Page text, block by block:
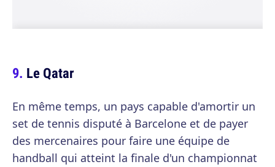
Le Qatar
En même temps, un pays capable d'amortir un
set de tennis disputé à Barcelone et de payer
des mercenaires pour faire une équipe de
handball qui atteint la finale d'un championnat